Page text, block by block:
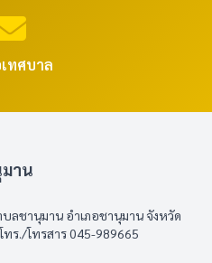
ทศบาล
าน
ลชานุมาน อำเภอชานุมาน จังหวัด
ร./โทรสาร 045-989665